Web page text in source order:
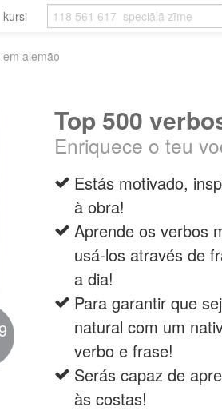
kursi
alemão
Top 500
Enriquece o teu
Estás motivado,
à obra!
Aprende os verbos
usá-los através de
a dia!
Para garantir que
natural com um
verbo e frase!
Serás capaz de
às costas!